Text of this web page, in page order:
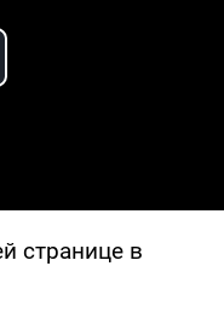
Video
странице в